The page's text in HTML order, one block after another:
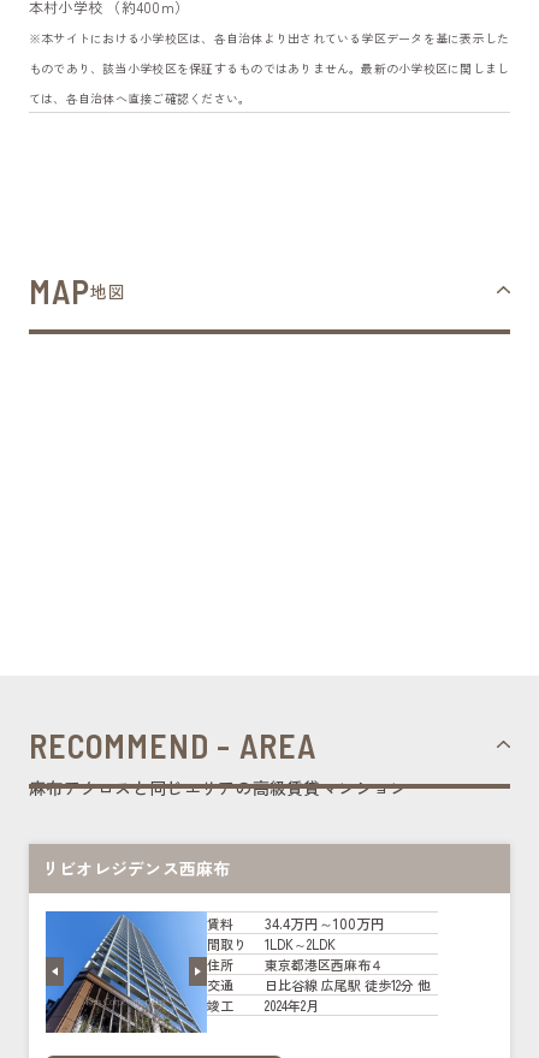
本村小学校 （約400m）
※本サイトにおける小学校区は、各自治体より出されている学区データを基に表示した
ものであり、該当小学校区を保証するものではありません。最新の小学校区に関しまし
ては、各自治体へ直接ご確認ください。
MAP地図
RECOMMEND - AREA
麻布アクロスと同じエリアの高級賃貸マンション
リビオレジデンス西麻布
賃料 34.4万円～100万円
間取り
1LDK～2LDK
住所
東京都港区西麻布４
交通
日比谷線 広尾駅 徒歩12分 他
竣工
2024年2月